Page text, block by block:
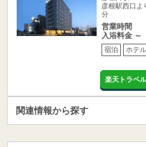
彦根駅西口
分
営業時間
入浴料金 ～
宿泊 ホテル
楽天トラベ
関連情報から探す